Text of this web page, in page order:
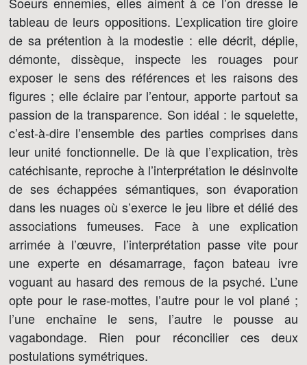
tableau de leurs oppositions. L’explication tire gloire
de sa prétention à la modestie : elle décrit, déplie,
démonte, dissèque, inspecte les rouages pour
exposer le sens des références et les raisons des
figures ; elle éclaire par l’entour, apporte partout sa
passion de la transparence. Son idéal : le squelette,
c’est-à-dire l’ensemble des parties comprises dans
leur unité fonctionnelle. De là que l’explication, très
catéchisante, reproche à l’interprétation le désinvolte
de ses échappées sémantiques, son évaporation
dans les nuages où s’exerce le jeu libre et délié des
associations fumeuses. Face à une explication
arrimée à l’œuvre, l’interprétation passe vite pour
une experte en désamarrage, façon bateau ivre
voguant au hasard des remous de la psyché. L’une
opte pour le rase-mottes, l’autre pour le vol plané ;
l’une enchaîne le sens, l’autre le pousse au
vagabondage. Rien pour réconcilier ces deux
postulations symétriques.